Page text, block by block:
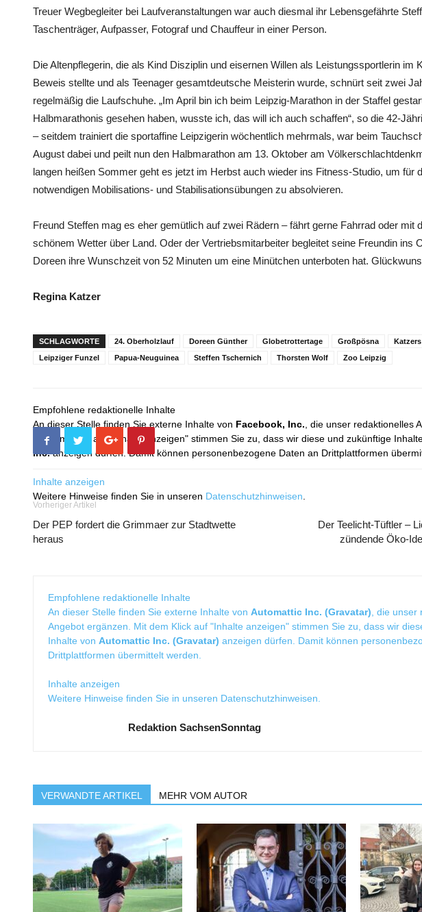
Treuer Wegbegleiter bei Laufveranstaltungen war auch diesmal ihr Lebensgefährte
Taschenträger, Aufpasser, Fotograf und Chauffeur in einer Person.
Die Altenpflegerin, die als Kind Disziplin und eisernen Willen als Leistungssportlerin im
Beweis stellte und als Teenager gesamtdeutsche Meisterin wurde, schnürt seit zwei
regelmäßig die Laufschuhe. „Im April bin ich beim Leipzig-Marathon in der Staffel
Halbmarathonis gesehen haben, wusste ich, das will ich auch schaffen“, so die 42-
– seitdem trainiert die sportaffine Leipzigerin wöchentlich mehrmals, war beim
August dabei und peilt nun den Halbmarathon am 13. Oktober am
langen heißen Sommer geht es jetzt im Herbst auch wieder ins Fitness-Studio, um für
notwendigen Mobilisations- und Stabilisationsübungen zu absolvieren.
Freund Steffen mag es eher gemütlich auf zwei Rädern – fährt gerne Fahrrad oder mit
schönem Wetter über Land. Oder der Vertriebsmitarbeiter begleitet seine Freundin ins
Doreen ihre Wunschzeit von 52 Minuten um eine Minütchen unterboten hat.
Regina Katzer
SCHLAGWORTE 24. Oberholzlauf Doreen Günther Globetrottertage Großpösna
Leipziger Funzel
Papua-Neuguinea Steffen Tschernich Thorsten Wolf Zoo Leipzig
Empfohlene redaktionelle Inhalte
An dieser Stelle finden Sie externe Inhalte von Facebook, Inc. , die unser redaktionelles
Mit dem Klick auf "Inhalte anzeigen" stimmen Sie zu, dass wir diese und zukünftige
Inc.anzeigen dürfen. Damit können personenbezogene Daten an Drittplattformen
Inhalte anzeigen
Weitere Hinweise finden Sie in unseren Datenschutzhinweisen
Vorheriger Artikel
Der PEP fordert die Grimmaer zur Stadtwette
heraus
Der Teelicht-Tüftler –
zündende Öko-
Empfohlene redaktionelle Inhalte
An dieser Stelle finden Sie externe Inhalte von Automattic Inc. (Gravatar) , die
Angebot ergänzen. Mit dem Klick auf "Inhalte anzeigen" stimmen Sie zu, dass wir
Inhalte von Automattic Inc. (Gravatar) anzeigen dürfen. Damit können
Drittplattformen übermittelt werden.
Inhalte anzeigen
Weitere Hinweise finden Sie in unseren Datenschutzhinweisen
Redaktion SachsenSonntag
VERWANDTE ARTIKEL MEHR VOM AUTOR